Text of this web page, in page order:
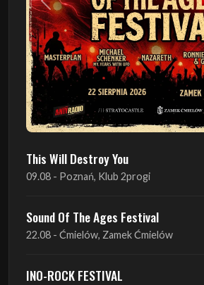
Poprzedni
This Will Destroy You
09.08 - Poznań, Klub 2progi
Sound Of The Ages Festival
22.08 - Ćmielów, Zamek Ćmielów
INO-ROCK FESTIVAL